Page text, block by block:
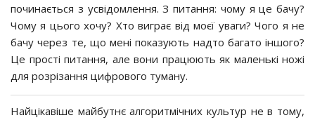
починається з усвідомлення. З питання: чому я це бачу?
Чому я цього хочу? Хто виграє від моєї уваги? Чого я не
бачу через те, що мені показують надто багато іншого?
Це прості питання, але вони працюють як маленькі ножі
для розрізання цифрового туману.
Найцікавіше майбутнє алгоритмічних культур не в тому,